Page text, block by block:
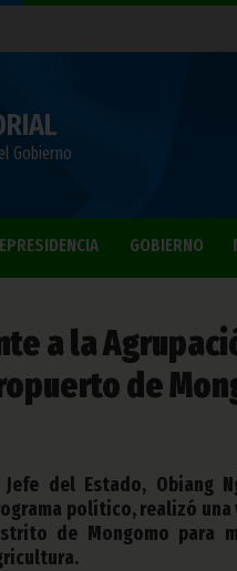
Gobierno
GOBIERNO
a la
de
Jefe del Estado, Obiang
político, realizó una
de Mongomo para